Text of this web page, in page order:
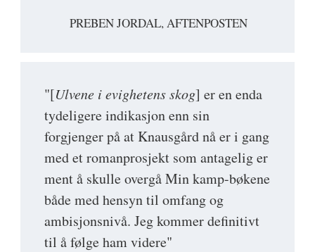
PREBEN JORDAL, AFTENPOSTEN
"[Ulvene i evighetens skog] er en enda
tydeligere indikasjon enn sin
forgjenger på at Knausgård nå er i gang
med et romanprosjekt som antagelig er
ment å skulle overgå Min kamp-bøkene
både med hensyn til omfang og
ambisjonsnivå. Jeg kommer definitivt
til å følge ham videre"